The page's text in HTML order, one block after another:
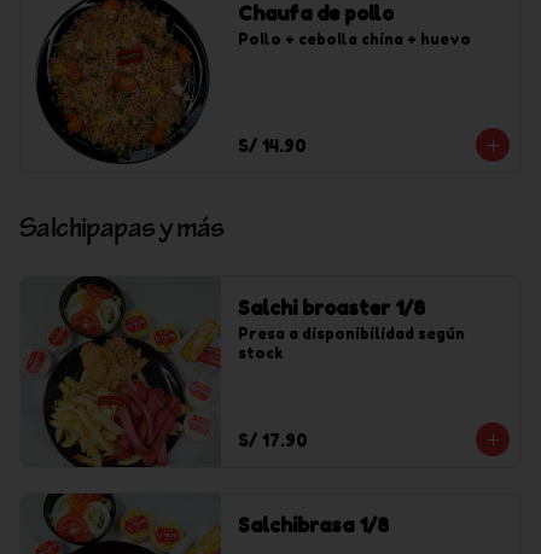
Chaufa de pollo
Pollo + cebolla china + huevo
S/ 14.90
Salchipapas y más
Salchi broaster 1/8
Presa a disponibilidad según
stock
S/ 17.90
Salchibrasa 1/8